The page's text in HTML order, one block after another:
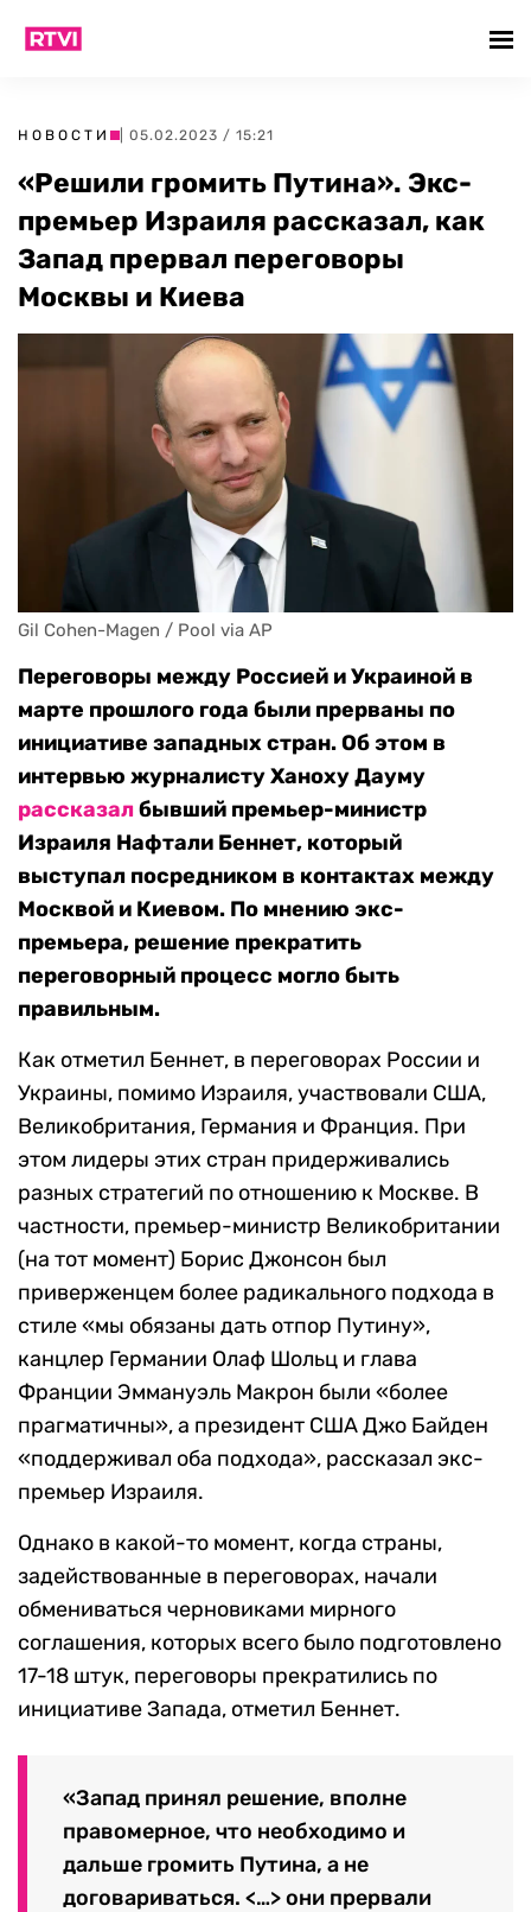
НОВОСТИ | 05.02.2023 / 15:21
«Решили громить Путина». Экс-
премьер Израиля рассказал, как
Запад прервал переговоры
Москвы и Киева
Gil Cohen-Magen / Pool via AP
Переговоры между Россией и Украиной в
марте прошлого года были прерваны по
инициативе западных стран. Об этом в
интервью журналисту Ханоху Дауму
рассказалбывший премьер-министр
Израиля Нафтали Беннет, который
выступал посредником в контактах между
Москвой и Киевом. По мнению экс-
премьера, решение прекратить
переговорный процесс могло быть
правильным.
Как отметил Беннет, в переговорах России и
Украины, помимо Израиля, участвовали США,
Великобритания, Германия и Франция. При
этом лидеры этих стран придерживались
разных стратегий по отношению к Москве. В
частности, премьер-министр Великобритании
(на тот момент) Борис Джонсон был
приверженцем более радикального подхода в
стиле «мы обязаны дать отпор Путину»,
канцлер Германии Олаф Шольц и глава
Франции Эммануэль Макрон были «более
прагматичны», а президент США Джо Байден
«поддерживал оба подхода», рассказал экс-
премьер Израиля.
Однако в какой-то момент, когда страны,
задействованные в переговорах, начали
обмениваться черновиками мирного
соглашения, которых всего было подготовлено
17-18 штук, переговоры прекратились по
инициативе Запада, отметил Беннет.
«Запад принял решение, вполне
правомерное, что необходимо и
дальше громить Путина, а не
договариваться. <…> они прервали